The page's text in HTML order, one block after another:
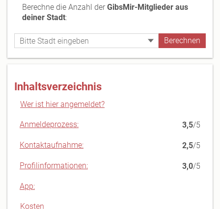
Berechne die Anzahl der GibsMir-Mitglieder aus
deiner Stadt:
Inhaltsverzeichnis
Wer ist hier angemeldet?
Anmeldeprozess: 3,5/5
Kontaktaufnahme: 2,5/5
Profilinformationen: 3,0/5
App:
Kosten